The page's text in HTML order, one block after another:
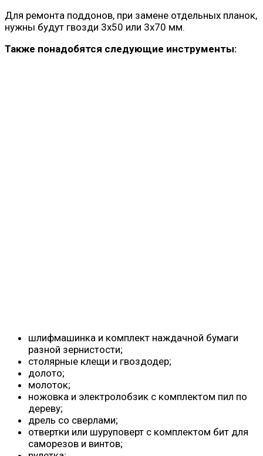
Для ремонта поддонов, при замене отдельных планок,
нужны будут гвозди 3х50 или 3х70 мм.
Также понадобятся следующие инструменты:
шлифмашинка и комплект наждачной бумаги
разной зернистости;
столярные клещи и гвоздодер;
долото;
молоток;
ножовка и электролобзик с комплектом пил по
дереву;
дрель со сверлами;
отвертки или шуруповерт с комплектом бит для
саморезов и винтов;